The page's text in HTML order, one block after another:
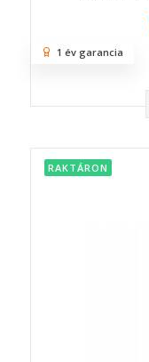
1 év garancia
RAKTÁRON